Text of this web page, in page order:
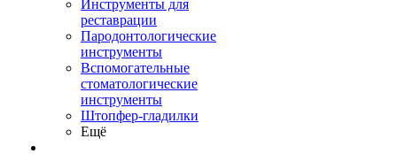
Инструменты для
реставрации
Пародонтологические
инструменты
Вспомогательные
стоматологические
инструменты
Штопфер-гладилки
Ещё